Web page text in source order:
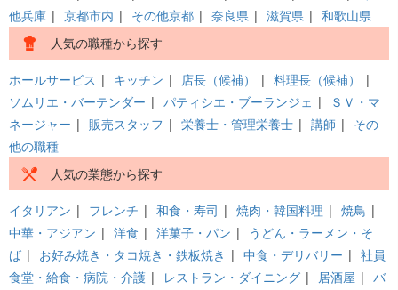
他兵庫 | 京都市内 | その他京都 | 奈良県 | 滋賀県 | 和歌山県
人気の職種から探す
ホールサービス | キッチン | 店長（候補） | 料理長（候補）
|
ソムリエ・バーテンダー | パティシエ・ブーランジェ |
ＳＶ・マ
ネージャー | 販売スタッフ | 栄養士・管理栄養士 | 講師 | その
他の職種
人気の業態から探す
イタリアン | フレンチ | 和食・寿司 | 焼肉・韓国料理 | 焼鳥 |
中華・アジアン | 洋食 | 洋菓子・パン |
うどん・ラーメン・そ
ば | お好み焼き・タコ焼き・鉄板焼き | 中食・デリバリー | 社員
食堂・給食・病院・介護 | レストラン・ダイニング | 居酒屋 | バ